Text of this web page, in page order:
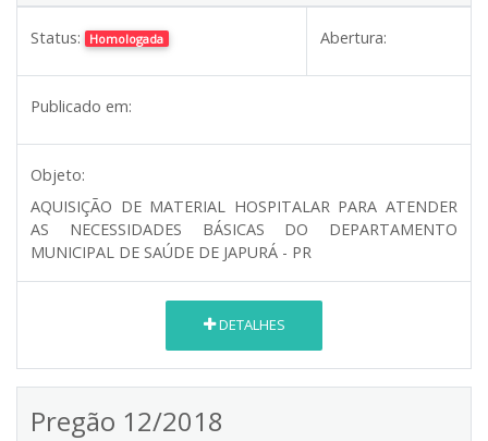
Status: Homologada Abertura:
Publicado em:
Objeto:
AQUISIÇÃO DE MATERIAL HOSPITALAR PARA ATENDER
AS NECESSIDADES BÁSICAS DO DEPARTAMENTO
MUNICIPAL DE SAÚDE DE JAPURÁ - PR
DETALHES
Pregão 12/2018